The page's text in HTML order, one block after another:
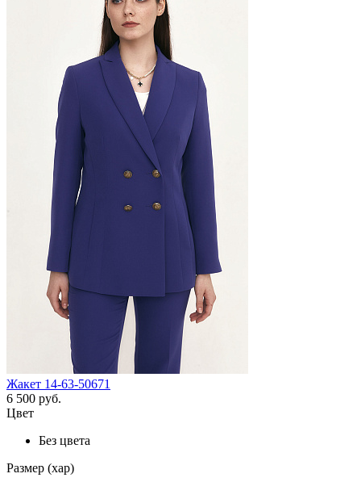
Жакет 14-63-50671
6 500 руб.
Цвет
Без цвета
Размер (хар)